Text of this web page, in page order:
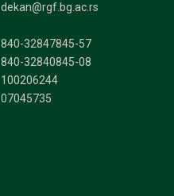
dekan@rgf.bg.ac.rs
840-32847845-57
840-32840845-08
100206244
07045735